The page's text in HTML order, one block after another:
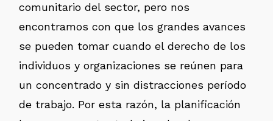
comunitario del sector, pero nos
encontramos con que los grandes avances
se pueden tomar cuando el derecho de los
individuos y organizaciones se reúnen para
un concentrado y sin distracciones período
de trabajo. Por esta razón, la planificación